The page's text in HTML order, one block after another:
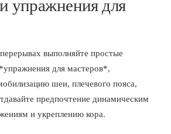
упражнения для
выполняйте простые
для мастеров*,
шеи, плечевого пояса,
предпочтение динамическим
и укреплению кора.